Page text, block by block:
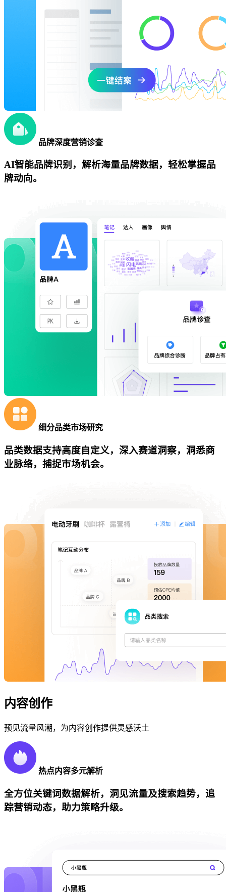
品牌深度营销诊查
AI智能品牌识别，解析海量品牌数据，轻松掌握品
牌动向。
细分品类市场研究
品类数据支持高度自定义，深入赛道洞察，洞悉商
业脉络，捕捉市场机会。
内容创作
预见流量风潮，为内容创作提供灵感沃土
热点内容多元解析
全方位关键词数据解析，洞见流量及搜索趋势，追
踪营销动态，助力策略升级。